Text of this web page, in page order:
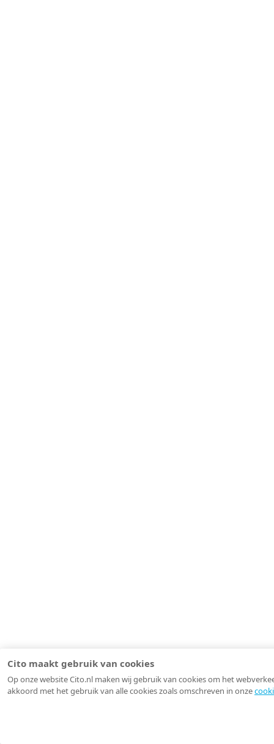
Cito maakt gebruik van cookies
Op onze website Cito.nl maken wij gebruik van cookies om het
akkoord met het gebruik van alle cookies zoals omschreven in onze